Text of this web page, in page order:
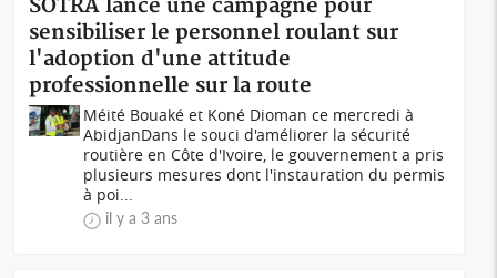
SOTRA lance une campagne pour
sensibiliser le personnel roulant sur
l'adoption d'une attitude
professionnelle sur la route
Méité Bouaké et Koné Dioman ce mercredi à
AbidjanDans le souci d'améliorer la sécurité
routière en Côte d'Ivoire, le gouvernement a pris
plusieurs mesures dont l'instauration du permis
à poi...
il y a 3 ans